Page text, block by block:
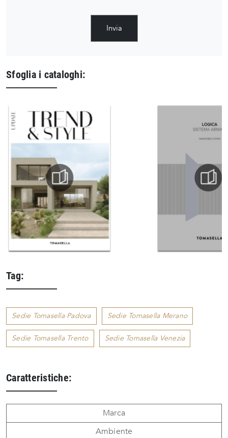
Invia
Sfoglia i cataloghi:
Tag:
Sedie Tomasella Padova Sedie Tomasella Merano
Sedie Tomasella Trento Sedie Tomasella Venezia
Caratteristiche:
Marca
Ambiente